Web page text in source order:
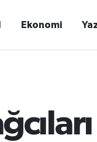
Ekonomi